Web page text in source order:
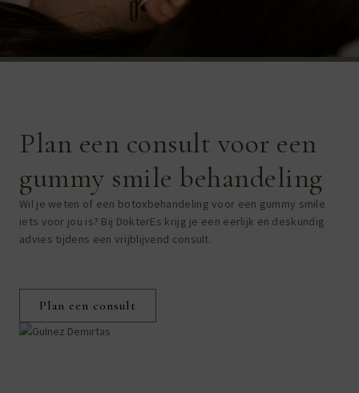
Plan een consult voor een
gummy smile behandeling
Wil je weten of een botoxbehandeling voor een gummy smile
iets voor jou is? Bij DokterEs krijg je een eerlijk en deskundig
advies tijdens een vrijblijvend consult.
Plan een consult